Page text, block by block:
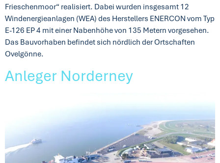
Frieschenmoor“ realisiert. Dabei wurden insgesamt 12
Windenergieanlagen (WEA) des Herstellers ENERCON vom Typ
E-126 EP 4 mit einer Nabenhöhe von 135 Metern vorgesehen.
Das Bauvorhaben befindet sich nördlich der Ortschaften
Ovelgönne.
Anleger Norderney